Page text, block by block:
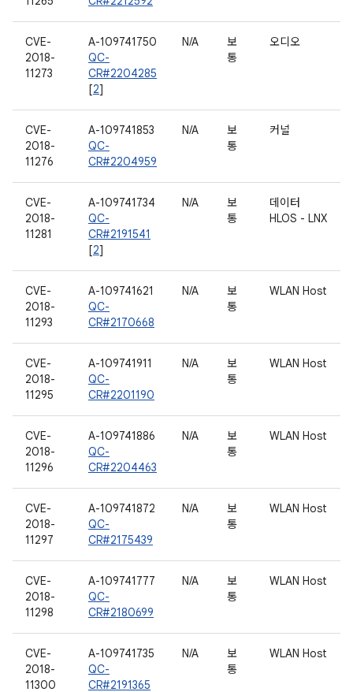
CVE-
2018-
11273
A-109741750
QC-
CR#2204285
[2]
N/A
보
통
오디오
CVE-
2018-
11276
A-109741853
QC-
CR#2204959
N/A
보
통
커널
CVE-
2018-
11281
A-109741734
QC-
CR#2191541
[2]
N/A
보
통
데이터
HLOS - LNX
CVE-
2018-
11293
A-109741621
QC-
CR#2170668
N/A
보
통
WLAN Host
CVE-
2018-
11295
A-109741911
QC-
CR#2201190
N/A
보
통
WLAN Host
CVE-
2018-
11296
A-109741886
QC-
CR#2204463
N/A
보
통
WLAN Host
CVE-
2018-
11297
A-109741872
QC-
CR#2175439
N/A
보
통
WLAN Host
CVE-
2018-
11298
A-109741777
QC-
CR#2180699
N/A
보
통
WLAN Host
CVE-
2018-
11300
A-109741735
QC-
CR#2191365
N/A
보
통
WLAN Host